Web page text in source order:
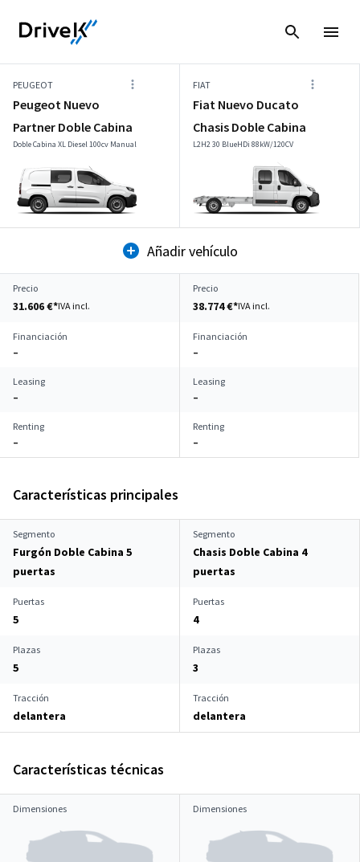
PEUGEOT
Peugeot Nuevo
Partner Doble Cabina
Doble Cabina XL Diesel 100cv Manual
FIAT
Fiat Nuevo Ducato
Chasis Doble Cabina
L2H2 30 BlueHDi 88kW/120CV
Añadir vehículo
Precio
31.606 €*IVA incl.
Precio
38.774 €*IVA incl.
Financiación
–
Financiación
–
Leasing
–
Leasing
–
Renting
–
Renting
–
Características principales
Segmento
Furgón Doble Cabina 5
puertas
Segmento
Chasis Doble Cabina 4
puertas
Puertas
5
Puertas
4
Plazas
5
Plazas
3
Tracción
delantera
Tracción
delantera
Características técnicas
Dimensiones Dimensiones